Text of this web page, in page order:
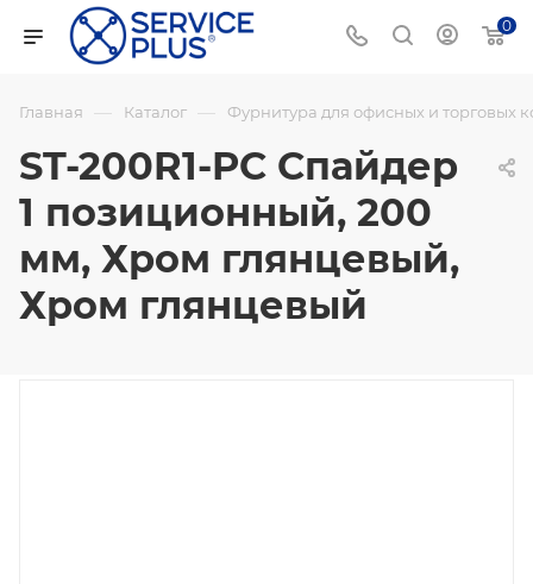
0
Главная — Каталог — Фурнитура для офисных и торговых
ST-200R1-PC Спайдер
1 позиционный, 200
мм, Хром глянцевый,
Хром глянцевый